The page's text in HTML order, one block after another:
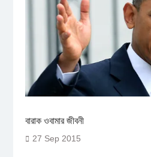
বারাক ওবামার জীবনী
27 Sep 2015